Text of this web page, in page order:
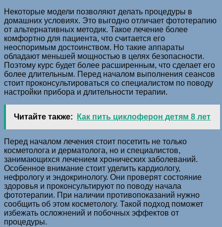
Некоторые модели позволяют делать процедуры в
домашних условиях. Это выгодно отличает фототерапию
от альтернативных методик. Такое лечение более
комфортно для пациента, что считается его
неоспоримым достоинством. Но такие аппараты
обладают меньшей мощностью в целях безопасности.
Поэтому курс будет более расширенным, что сделает его
более длительным. Перед началом выполнения сеансов
стоит проконсультироваться со специалистом по поводу
настройки прибора и длительности терапии.
Читайте также: Как пить циклоферон детям 8 лет
Перед началом лечения стоит посетить не только
косметолога и дерматолога, но и специалистов,
занимающихся лечением хронических заболеваний.
Особенное внимание стоит уделить кардиологу,
нефрологу и эндокринологу. Они проверят состояние
здоровья и проконсультируют по поводу начала
фототерапии. При наличии противопоказаний нужно
сообщить об этом косметологу. Такой подход поможет
избежать осложнений и побочных эффектов от
процедуры.